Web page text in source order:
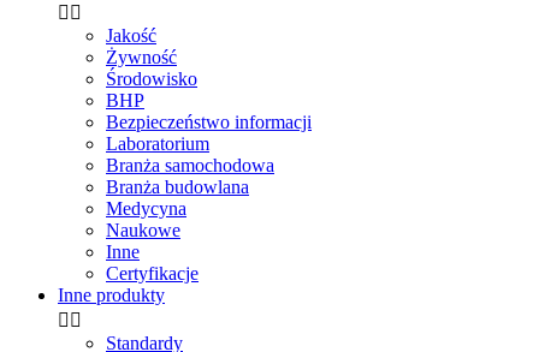
 
Jakość
Żywność
Środowisko
BHP
Bezpieczeństwo informacji
Laboratorium
Branża samochodowa
Branża budowlana
Medycyna
Naukowe
Inne
Certyfikacje
Inne produkty
 
Standardy